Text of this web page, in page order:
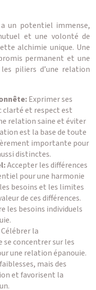
un potentiel immense,
et une volonté de
alchimie unique. Une
permanent et une
piliers d’une relation
Exprimer ses
clarté et respect est
relation saine et éviter
est la base de toute
importante pour
distinctes.
Accepter les différences
pour une harmonie
besoins et les limites
de ces différences.
les besoins individuels
Célébrer la
concentrer sur les
une relation épanouie.
mais des
et favorisent la